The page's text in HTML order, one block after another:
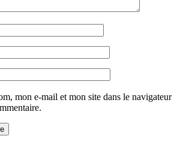
mon e-mail et mon site dans le navigateur